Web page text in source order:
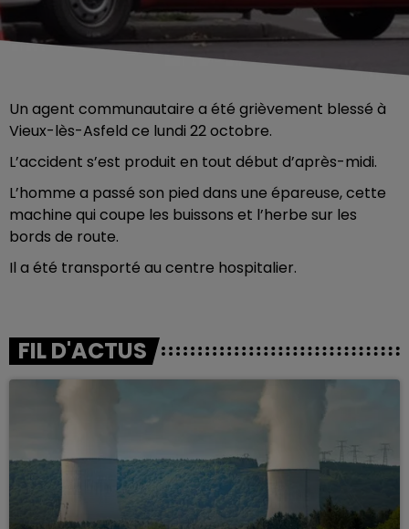
Un agent communautaire a été grièvement blessé à
Vieux-lès-Asfeld ce lundi 22 octobre.
L’accident s’est produit en tout début d’après-midi.
L’homme a passé son pied dans une épareuse, cette
machine qui coupe les buissons et l’herbe sur les
bords de route.
Il a été transporté au centre hospitalier.
FIL D'ACTUS